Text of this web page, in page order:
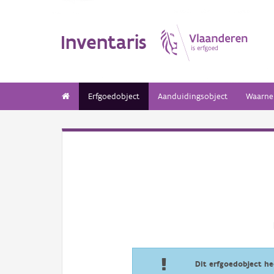
Inventaris
Erfgoedobject Aanduidingsobject
Dit erfgoedobject